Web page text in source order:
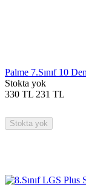
Palme 7.Sınıf 10
Stokta yok
330 TL 231 TL
Stokta yok